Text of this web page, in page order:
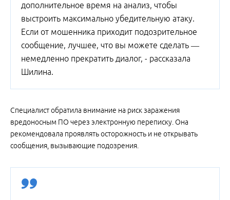
дополнительное время на анализ, чтобы
выстроить максимально убедительную атаку.
Если от мошенника приходит подозрительное
сообщение, лучшее, что вы можете сделать —
немедленно прекратить диалог, - рассказала
Шилина.
Специалист обратила внимание на риск заражения
вредоносным ПО через электронную переписку. Она
рекомендовала проявлять осторожность и не открывать
сообщения, вызывающие подозрения.